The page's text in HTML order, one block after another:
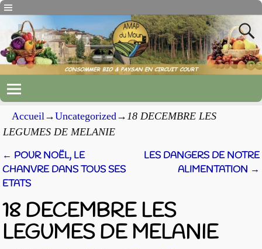
Accueil→Uncategorized→18 DECEMBRE LES
LEGUMES DE MELANIE
Navigation des articles
← POUR NOËL, LE
CHANVRE DANS TOUS SES
ETATS
LES DANGERS DE NOTRE
ALIMENTATION →
18 DECEMBRE LES
LEGUMES DE MELANIE